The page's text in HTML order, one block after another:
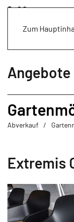
Zum
Angebote
Abverkauf
Extremis